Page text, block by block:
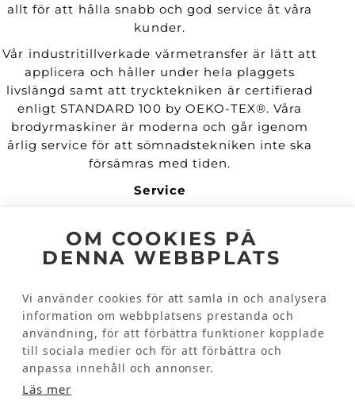
OM COOKIES PÅ
DENNA WEBBPLATS
Vi använder cookies för att samla in och analysera
information om webbplatsens prestanda och
användning, för att förbättra funktioner kopplade
till sociala medier och för att förbättra och
anpassa innehåll och annonser.
Läs mer
allt för att hålla snabb och god service åt våra
kunder.
Vår industritillverkade värmetransfer är lätt att
applicera och håller under hela plaggets
livslängd samt att trycktekniken är certifierad
enligt STANDARD 100 by OEKO-TEX®. Våra
brodyrmaskiner är moderna och går igenom
årlig service för att sömnadstekniken inte ska
försämras med tiden.
Service
kundunika lösningar, allt efter era önskemål.
Hållbarhet & kvalité
Tex- och Bluesign certifierade samt
PVC/Ftalatfria. De är mjuka, anpassningsbara
och tål många gånger både industritvätt och
torktumling.